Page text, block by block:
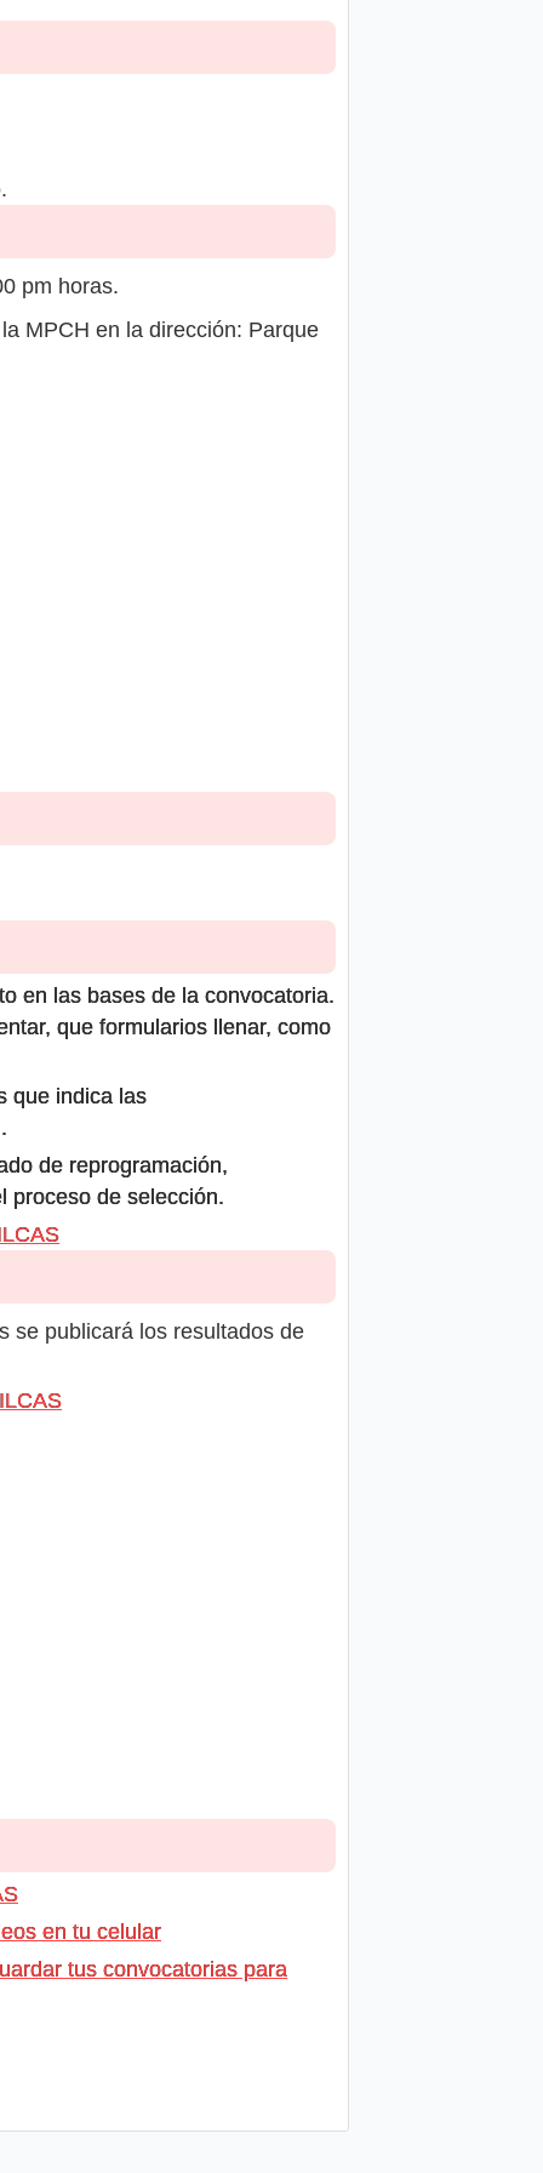
pm horas.
MPCH en la dirección: Parque
en las bases de la convocatoria.
que formularios llenar, como
que indica las
de reprogramación,
proceso de selección.
se publicará los resultados de
en tu celular
tus convocatorias para